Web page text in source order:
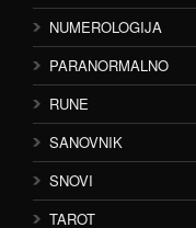
NUMEROLOGIJA
PARANORMALNO
RUNE
SANOVNIK
SNOVI
TAROT